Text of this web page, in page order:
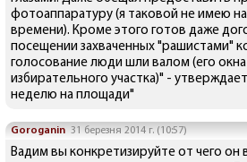
фотоаппаратуру (я таковой не имею
времени). Кроме этого готов даже
посещении захваченных "рашистами"
голосование люди шли валом (его
избирательного участка)" -
неделю на площади"
Goroganin 31 березня 2014 г. (10:57)
Вадим вы конкретизируйте от чего